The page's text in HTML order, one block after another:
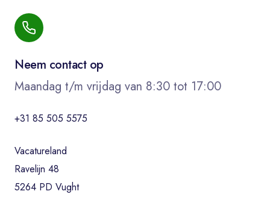
Neem contact op
Maandag t/m vrijdag van 8:30 tot 17:00
+31 85 505 5575
Vacatureland
Ravelijn 48
5264 PD Vught